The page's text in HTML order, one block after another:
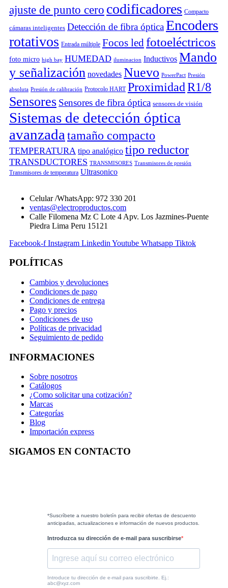
ajuste de punto cero codificadores Compacto
cámaras inteligentes Detección de fibra ópticaEncoders
rotativos Entrada múltiple Focos led fotoeléctricos
foto micro high bay HUMEDAD iluminacion Inductivos Mando
y señalización novedades Nuevo PowerPact Presión
absoluta Presión de calibración Protocolo HART ProximidadR1/8
Sensores Sensores de fibra óptica sensores de visión
Sistemas de detección óptica
avanzada tamaño compacto
TEMPERATURA tipo analógico tipo reductor
TRANSDUCTORES TRANSMISORES Transmisores de presión
Transmisores de temperatura Ultrasonico
Celular /WhatsApp: 972 330 201
ventas@electroproductos.com
Calle Filomena Mz C Lote 4 Apv. Los Jazmines-Puente
Piedra Lima Peru 15121
Facebook-f Instagram Linkedin Youtube Whatsapp Tiktok
POLÍTICAS
Cambios y devoluciones
Condiciones de pago
Condiciones de entrega
Pago y precios
Condiciones de uso
Políticas de privacidad
Seguimiento de pedido
INFORMACIONES
Sobre nosotros
Catálogos
¿Como solicitar una cotización?
Marcas
Categorías
Blog
Importación express
SIGAMOS EN CONTACTO
*Suscríbete a nuestro boletín para recibir ofertas de descuento
anticipadas, actualizaciones e información de nuevos productos.
Introduzca su dirección de e-mail para suscribirse
Introduce tu dirección de e-mail para suscribirte. Ej.:
abc@xyz.com